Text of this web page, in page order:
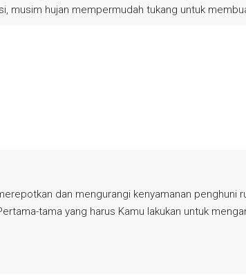
musim hujan mempermudah tukang untuk
dan mengurangi kenyamanan penghuni
tama yang harus Kamu lakukan untuk